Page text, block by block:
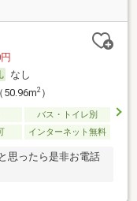
なし
50.96m2）
バス・トイレ別
インターネット無料
思ったら是非お電話